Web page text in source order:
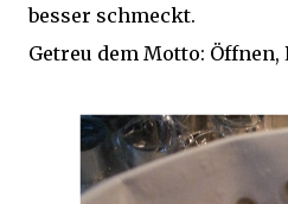
besser schmeckt.
Getreu dem Motto: Öffnen,